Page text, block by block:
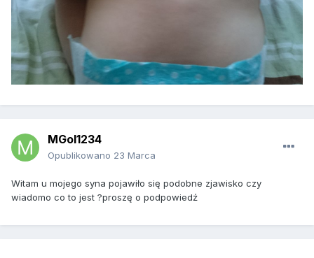
MGol1234
Opublikowano 23 Marca
Witam u mojego syna pojawiło się podobne zjawisko czy
wiadomo co to jest ?proszę o podpowiedź